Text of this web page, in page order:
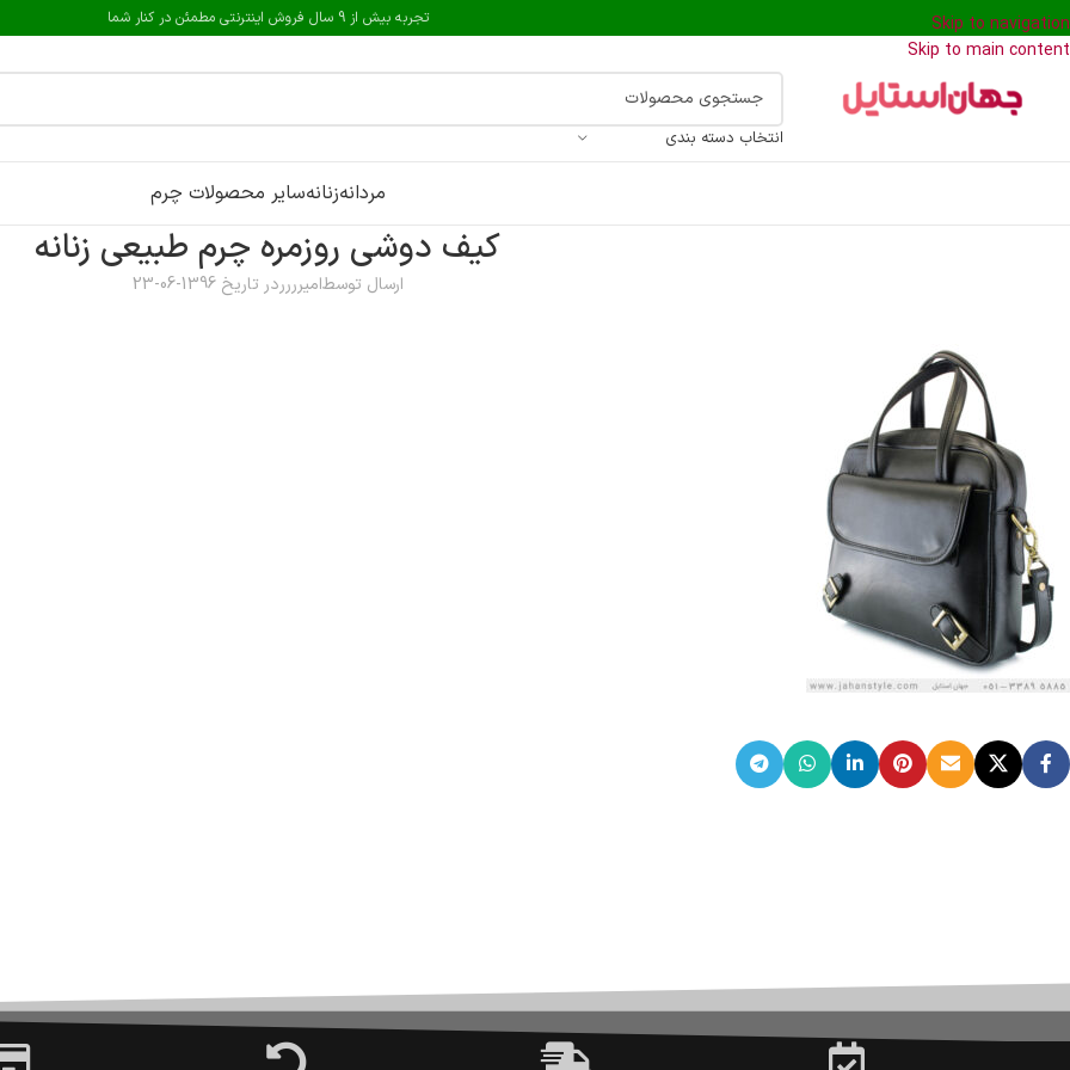
Skip to navigation
Skip to main content
تجربه بیش از 9 سال فروش اینترنتی مطمئن در کنار شما
انتخاب دسته بندی
مردانهزنانهسایر محصولات چرم
کیف دوشی روزمره چرم طبیعی زنانه
ارسال توسطامیرررردر تاریخ 1396-06-23